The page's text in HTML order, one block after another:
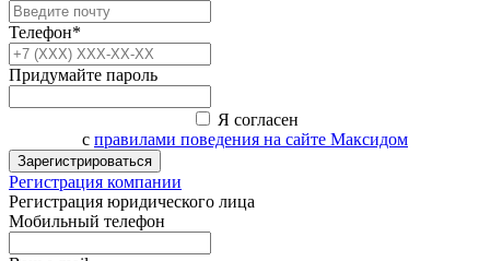
Телефон*
Придумайте пароль
Я согласен
с правилами поведения на сайте Максидом
Зарегистрироваться
Регистрация компании
Регистрация юридического лица
Мобильный телефон